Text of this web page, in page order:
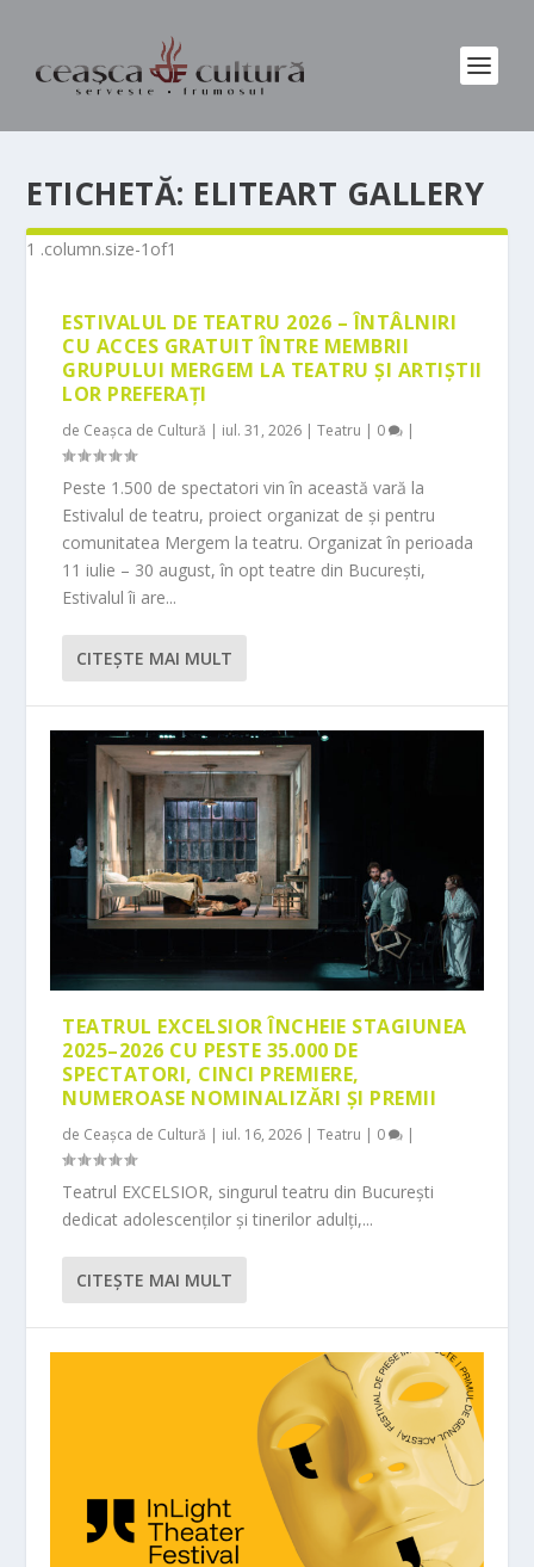
ETICHETĂ: ELITEART GALLERY
ESTIVALUL DE TEATRU 2026 – ÎNTÂLNIRI
CU ACCES GRATUIT ÎNTRE MEMBRII
GRUPULUI MERGEM LA TEATRU ȘI ARTIȘTII
LOR PREFERAȚI
de Ceașca de Cultură | iul. 31, 2026 |Teatru | 0 |
Peste 1.500 de spectatori vin în această vară la
Estivalul de teatru, proiect organizat de și pentru
comunitatea Mergem la teatru. Organizat în perioada
11 iulie – 30 august, în opt teatre din București,
Estivalul îi are...
CITEŞTE MAI MULT
TEATRUL EXCELSIOR ÎNCHEIE STAGIUNEA
2025–2026 CU PESTE 35.000 DE
SPECTATORI, CINCI PREMIERE,
NUMEROASE NOMINALIZĂRI ȘI PREMII
de Ceașca de Cultură | iul. 16, 2026 |Teatru | 0 |
Teatrul EXCELSIOR, singurul teatru din București
dedicat adolescenților și tinerilor adulți,...
CITEŞTE MAI MULT